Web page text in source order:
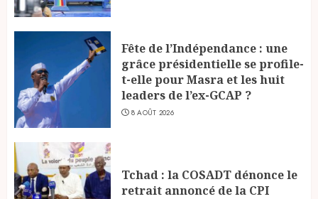
Fête de l’Indépendance : une
grâce présidentielle se profile-
t-elle pour Masra et les huit
leaders de l’ex-GCAP ?
8 AOÛT 2026
Tchad : la COSADT dénonce le
retrait annoncé de la CPI